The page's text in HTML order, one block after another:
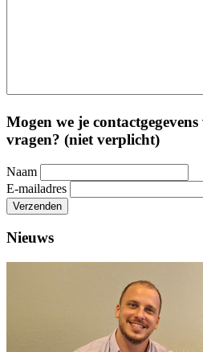
Mogen we je
vragen? (niet verplicht)
Naam
E-mailadres
Verzenden
Nieuws